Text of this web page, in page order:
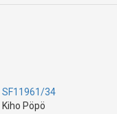
SF11961/34
Kiho Pöpö